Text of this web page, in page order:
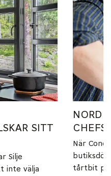
SITT
Silje
inte välja
När
tårtbit